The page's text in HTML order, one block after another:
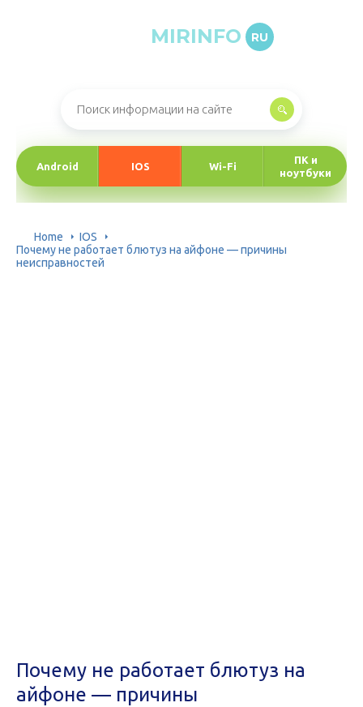
MIRINFO RU
Android IOS Wi-Fi
ПК и
ноутбуки
Home
IOS
Почему не работает блютуз на айфоне — причины
неисправностей
Почему не работает блютуз на
айфоне — причины